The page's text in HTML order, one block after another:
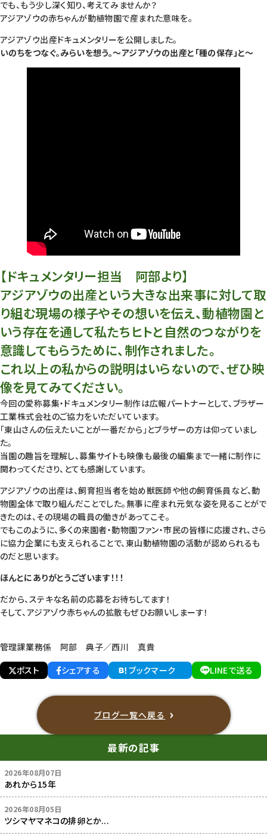
でも、もう少し深く知り、考えてみませんか？
アジアゾウの赤ちゃんが動植物園で産まれた意味を。
アジアゾウ出産ドキュメンタリーを公開しました。
いのちをつなぐ。みらいを想う。～アジアゾウの出産と「種の保存」と～
【ドキュメンタリー担当 阿部より】
アジアゾウの出産という大きな出来事に対して取
り組む現場の様子やその想いを伝え、動植物園と
いう存在を通して私たちヒトと自然のつながりを
意識してもらうために、制作されました。
これ以上の私からの説明はいらないので、ぜひ映
像を見てみてください。
今回の愛称募集・ドキュメンタリー制作は広報パートナーとして、ブラザー
工業株式会社のご協力をいただいています。
「東山さんの伝えたいことが一番だから」とブラザーの方は仰っていまし
た。
当園の趣旨を理解し、募集サイトも映像も最後の編集まで一緒に制作に
関わってくださり、とても感謝しています。
アジアゾウの出産は、飼育担当者を始め獣医師や他の飼育係員など、動
物園全体で取り組んだことでした。無事に産まれ元気な姿を見ることがで
きたのは、その現場の職員の働きがあってこそ。
でもこのように、多くの来園者・動物園ファン・市民の皆様に応援され、さら
に協力企業にも支えられることで、東山動植物園の活動が認められるも
のだと思います。
ほんとにありがとうございます！！！
だから、ステキな名前の応募をお待ちしてます！
そして、アジアゾウ赤ちゃんの拡散もぜひお願いしまーす！
管理課業務係 阿部 典子／西川 真貴
ポスト
シェアする ブックマーク LINEで送る
ブログ一覧へ戻る
最新の記事
2026年08月07日
あれから15年
2026年08月05日
ツシマヤマネコの排卵とか...